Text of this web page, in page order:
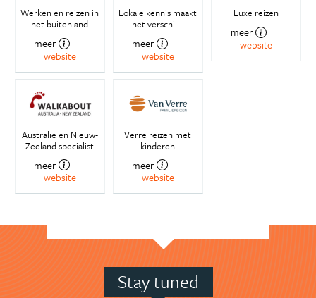
Werken en reizen in
het buitenland
meer
website
Lokale kennis maakt
het verschil...
meer
website
Luxe reizen
meer
website
Australië en Nieuw-
Zeeland specialist
meer
website
Verre reizen met
kinderen
meer
website
Stay tuned